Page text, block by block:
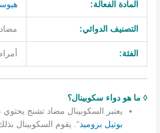
المادة الفعالة:
التصنيف الدوائي:
الفئة:
◊ ما هو دواء سكوبينال؟
يعتبر السكوبينال مضاد تشنج يحتوي
بوتيل بروميد “. يقوم السكوبينال